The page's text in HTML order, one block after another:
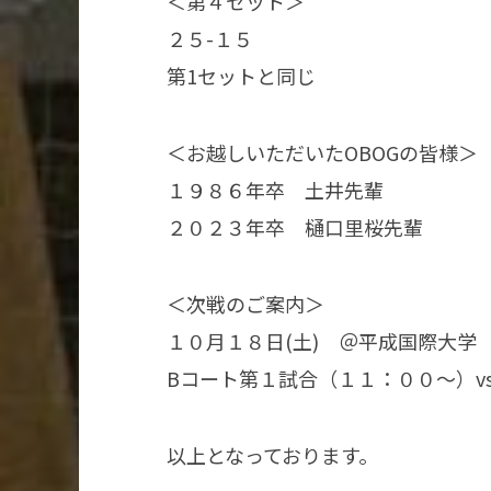
２５-１５
第1セットと同じ
＜お越しいただいたOBOGの皆様＞
１９８６年卒 土井先輩
２０２３年卒 樋口里桜先輩
＜次戦のご案内＞
１０月１８日(土) ＠平成国際大学
Bコート第１試合（１１：００～）
以上となっております。